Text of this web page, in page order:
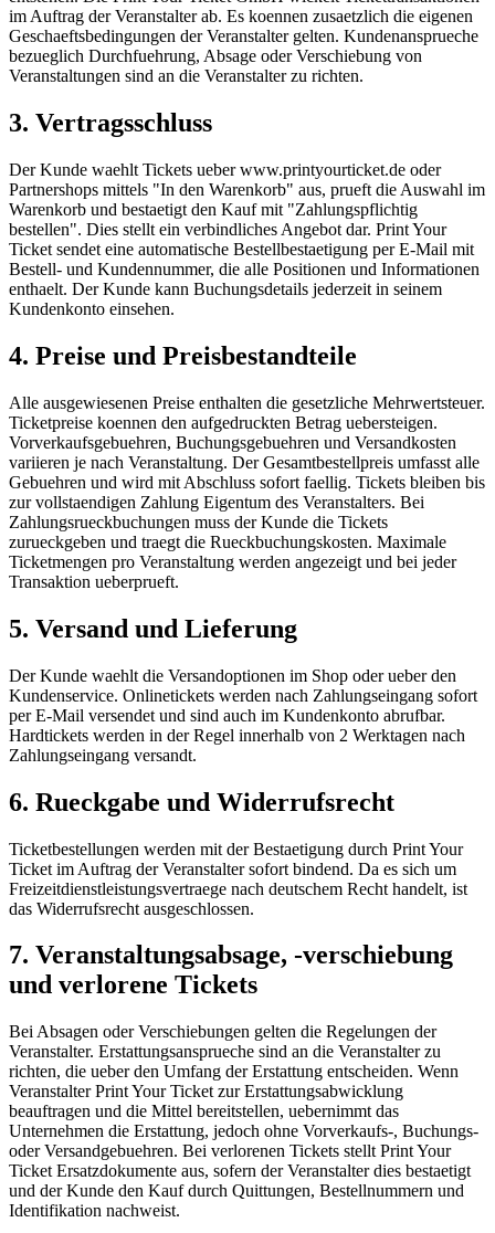
im Auftrag der Veranstalter ab. Es koennen zusaetzlich die eigenen
Geschaeftsbedingungen der Veranstalter gelten. Kundenansprueche
bezueglich Durchfuehrung, Absage oder Verschiebung von
Veranstaltungen sind an die Veranstalter zu richten.
3. Vertragsschluss
Der Kunde waehlt Tickets ueber www.printyourticket.de oder
Partnershops mittels "In den Warenkorb" aus, prueft die Auswahl im
Warenkorb und bestaetigt den Kauf mit "Zahlungspflichtig
bestellen". Dies stellt ein verbindliches Angebot dar. Print Your
Ticket sendet eine automatische Bestellbestaetigung per E-Mail mit
Bestell- und Kundennummer, die alle Positionen und Informationen
enthaelt. Der Kunde kann Buchungsdetails jederzeit in seinem
Kundenkonto einsehen.
4. Preise und Preisbestandteile
Alle ausgewiesenen Preise enthalten die gesetzliche Mehrwertsteuer.
Ticketpreise koennen den aufgedruckten Betrag uebersteigen.
Vorverkaufsgebuehren, Buchungsgebuehren und Versandkosten
variieren je nach Veranstaltung. Der Gesamtbestellpreis umfasst alle
Gebuehren und wird mit Abschluss sofort faellig. Tickets bleiben bis
zur vollstaendigen Zahlung Eigentum des Veranstalters. Bei
Zahlungsrueckbuchungen muss der Kunde die Tickets
zurueckgeben und traegt die Rueckbuchungskosten. Maximale
Ticketmengen pro Veranstaltung werden angezeigt und bei jeder
Transaktion ueberprueft.
5. Versand und Lieferung
Der Kunde waehlt die Versandoptionen im Shop oder ueber den
Kundenservice. Onlinetickets werden nach Zahlungseingang sofort
per E-Mail versendet und sind auch im Kundenkonto abrufbar.
Hardtickets werden in der Regel innerhalb von 2 Werktagen nach
Zahlungseingang versandt.
6. Rueckgabe und Widerrufsrecht
Ticketbestellungen werden mit der Bestaetigung durch Print Your
Ticket im Auftrag der Veranstalter sofort bindend. Da es sich um
Freizeitdienstleistungsvertraege nach deutschem Recht handelt, ist
das Widerrufsrecht ausgeschlossen.
7. Veranstaltungsabsage, -verschiebung
und verlorene Tickets
Bei Absagen oder Verschiebungen gelten die Regelungen der
Veranstalter. Erstattungsansprueche sind an die Veranstalter zu
richten, die ueber den Umfang der Erstattung entscheiden. Wenn
Veranstalter Print Your Ticket zur Erstattungsabwicklung
beauftragen und die Mittel bereitstellen, uebernimmt das
Unternehmen die Erstattung, jedoch ohne Vorverkaufs-, Buchungs-
oder Versandgebuehren. Bei verlorenen Tickets stellt Print Your
Ticket Ersatzdokumente aus, sofern der Veranstalter dies bestaetigt
und der Kunde den Kauf durch Quittungen, Bestellnummern und
Identifikation nachweist.